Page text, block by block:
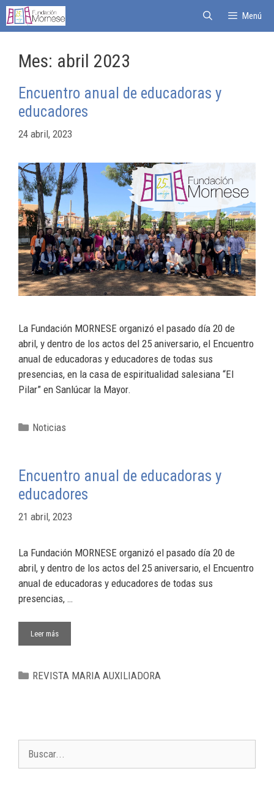
Menú
Mes: abril 2023
Encuentro anual de educadoras y
educadores
24 abril, 2023
La Fundación MORNESE organizó el pasado día 20 de
abril, y dentro de los actos del 25 aniversario, el Encuentro
anual de educadoras y educadores de todas sus
presencias, en la casa de espiritualidad salesiana “El
Pilar” en Sanlúcar la Mayor.
Noticias
Encuentro anual de educadoras y
educadores
21 abril, 2023
La Fundación MORNESE organizó el pasado día 20 de
abril, y dentro de los actos del 25 aniversario, el Encuentro
anual de educadoras y educadores de todas sus
presencias, …
Leer más
REVISTA MARIA AUXILIADORA